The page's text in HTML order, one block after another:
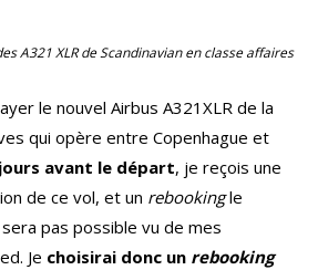
A321 XLR deScandinavianen classe affaires
le nouvel Airbus A321XLR de la
qui opère entre Copenhague et
avant le départ, je reçois une
de ce vol, et un rebookingle
pas possible vu de mes
Je choisirai donc un rebooking